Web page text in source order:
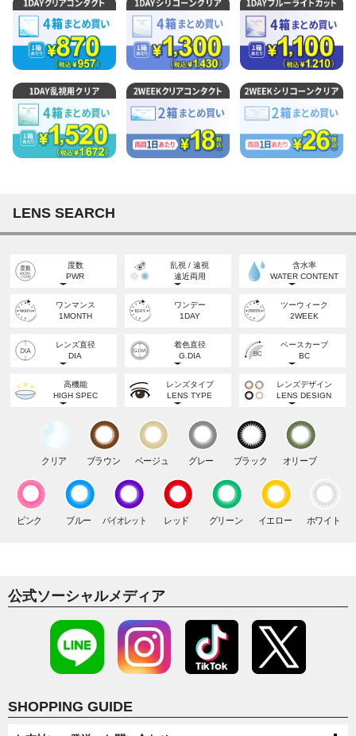
LENS SEARCH
度数
PWR
NON-PWR
POWERED
乱視 / 遠視
遠近両用
TORIC
FARSIGHT
遠近両用
含水率
WATER CONTENT
HIGH WATER
LOW WATER
ワンマンス
1MONTH
ワンデー
1DAY
ツーウィーク
2WEEK
レンズ直径
DIA
14.0mm
14.2mm
14.3mm
DIA
14.5mm
15.0mm
着色直径
G.DIA
12.6mm 12.7mm
13.0mm 13.1mm 13.2mm
13.3mm 13.4mm 13.5mm
13.6mm 13.7mm 13.8mm
ベースカーブ
BC
8.5mm
8.6mm
BC
8.7mm
8.8mm
高機能
HIGH SPEC
MOISTURE
紫外線カット
UV CUT
ブルーライトカット
BLUE LIGHT CUT
シリコーン
レンズタイプ
LENS TYPE
CIRCLE
ナチュラル
NATURAL
ナチュラルハーフ
NATURAL HALF
ハーフ
レンズデザイン
LENS DESIGN
HIGH LIGHT
ラメ入り
GLIITER
フチあり
LIMBAL RING
フチなし
クリア ブラウン ベージュ グレー ブラック オリーブ
ピンク ブルー バイオレット レッド グリーン イエロー ホワイト
公式ソーシャルメディア
SHOPPING GUIDE